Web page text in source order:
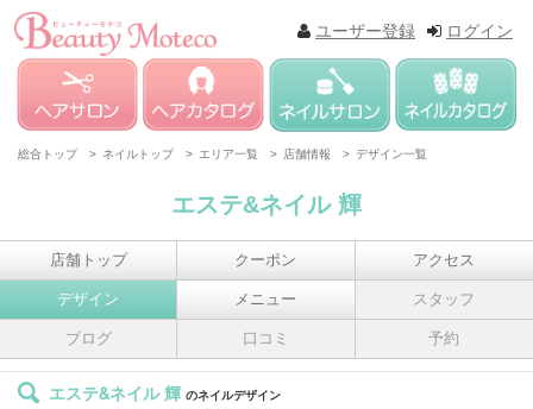
ログイン
ユーザー登録
総合トップ > ネイルトップ > エリア一覧 > 店舗情報 > デザイン一覧
エステ&ネイル 輝
店舗トップ クーポン アクセス
デザイン メニュー スタッフ
ブログ 口コミ 予約
エステ&ネイル 輝 のネイルデザイン